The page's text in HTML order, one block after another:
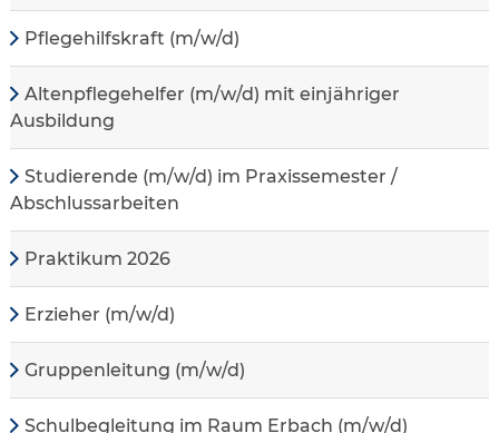
Pflegehilfskraft (m/w/d)
Altenpflegehelfer (m/w/d) mit einjähriger
Ausbildung
Studierende (m/w/d) im Praxissemester /
Abschlussarbeiten
Praktikum 2026
Erzieher (m/w/d)
Gruppenleitung (m/w/d)
Schulbegleitung im Raum Erbach (m/w/d)